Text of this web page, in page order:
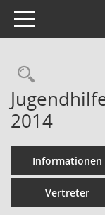
Toggle navigation
2014
Informationen
Vertreter